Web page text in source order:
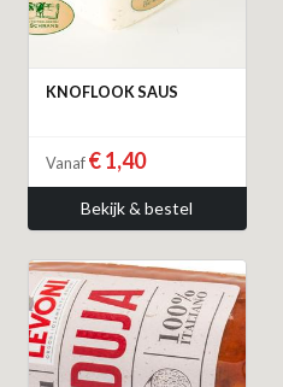
KNOFLOOK SAUS
Vanaf € 1,40
Bekijk & bestel